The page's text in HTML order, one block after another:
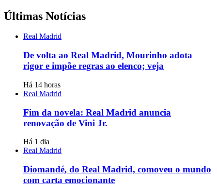
Últimas Notícias
Real Madrid
De volta ao Real Madrid, Mourinho adota
rigor e impõe regras ao elenco; veja
Há 14 horas
Real Madrid
Fim da novela: Real Madrid anuncia
renovação de Vini Jr.
Há 1 dia
Real Madrid
Diomandé, do Real Madrid, comoveu o mundo
com carta emocionante